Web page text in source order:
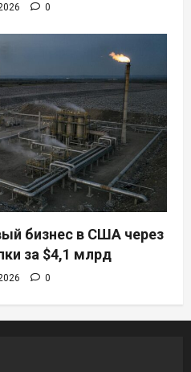
0
бизнес в США через
за $4,1 млрд
0